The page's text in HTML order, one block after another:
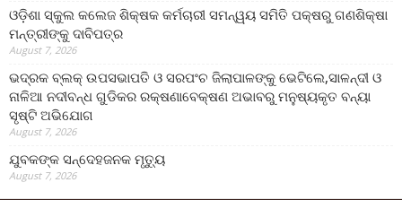
ଓଡ଼ିଶା ସ୍କୁଲ କଲେଜ ଶିକ୍ଷକ କର୍ମଚାରୀ ସମନ୍ୱୟ ସମିତି ପକ୍ଷରୁ ଗଣଶିକ୍ଷା
ମନ୍ତ୍ରୀଙ୍କୁ ଦାବିପତ୍ର
August 7, 2026
ଭଦ୍ରକ ବ୍ଲକ୍ ଉପସଭାପତି ଓ ସରପଂଚ ଜିଲାପାଳଙ୍କୁ ଭେଟିଲେ,ସାଳନ୍ଦୀ ଓ
ନାଳିଆ ନଦୀବନ୍ଧ ଗୁଡିକର ରକ୍ଷଣାବେକ୍ଷଣ ଅଭାବରୁ ମନୁଷ୍ୟକୃତ ବନ୍ୟା
ସୃଷ୍ଟି ଅଭିଯୋଗ
August 7, 2026
ଯୁବକଙ୍କ ସନ୍ଦେହଜନକ ମୃତ୍ୟୁ
August 7, 2026